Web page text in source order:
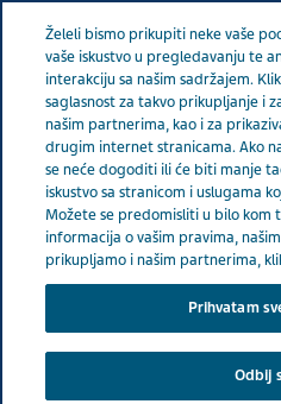
SRBIJA
Želeli bismo prikupiti neke vaše
vaše iskustvo u pregledavanju te
interakciju sa našim sadržajem.
saglasnost za takvo prikupljanje i
našim partnerima, kao i za
drugim internet stranicama. Ako
se neće dogoditi ili će biti manje
iskustvo sa stranicom i uslugama
Možete se predomisliti u bilo kom
informacija o vašim pravima,
prikupljamo i našim partnerima,
Prihvatam
Odbij